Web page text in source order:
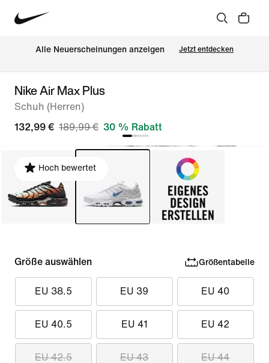
Alle Neuerscheinungen anzeigen Jetzt entdecken
Nike Air Max Plus
Schuh (Herren)
132,99 € 189,99 € 30 % Rabatt
Hoch bewertet
Größe auswählen Größentabelle
EU 38.5 EU 39 EU 40
EU 40.5 EU 41 EU 42
EU 42.5 EU 43 EU 44